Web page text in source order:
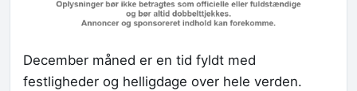
December måned er en tid fyldt med
festligheder og helligdage over hele verden.